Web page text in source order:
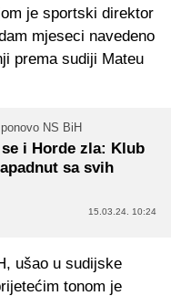
je sportski direktor
mjeseci navedeno
prema sudiji Mateu
NS BiH
i Horde zla: Klub
sa svih
15.03.24. 10:24
ušao u sudijske
tonom je